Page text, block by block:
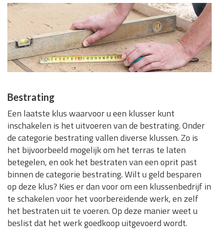
Bestrating
Een laatste klus waarvoor u een klusser kunt
inschakelen is het uitvoeren van de bestrating. Onder
de categorie bestrating vallen diverse klussen. Zo is
het bijvoorbeeld mogelijk om het terras te laten
betegelen, en ook het bestraten van een oprit past
binnen de categorie bestrating. Wilt u geld besparen
op deze klus? Kies er dan voor om een klussenbedrijf in
te schakelen voor het voorbereidende werk, en zelf
het bestraten uit te voeren. Op deze manier weet u
beslist dat het werk goedkoop uitgevoerd wordt.